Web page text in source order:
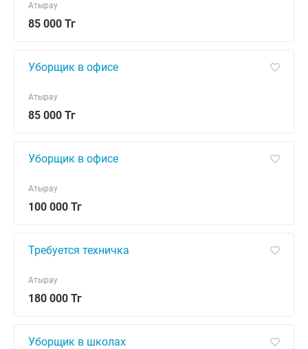
85 000 Тг
Атырау
Уборщик в офисе
85 000 Тг
Атырау
Уборщик в офисе
100 000 Тг
Атырау
Требуется техничка
180 000 Тг
Атырау
Уборщик в школах